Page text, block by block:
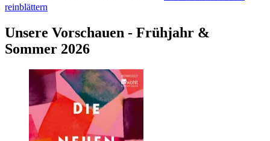
reinblättern
Unsere Vorschauen - Frühjahr &
Sommer 2026